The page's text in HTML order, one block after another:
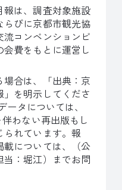
は、調査対象施設
らびに京都市観光協
コンベンションビ
費をもとに運営し
合は、「出典：京
を明示してくださ
ータについては、
わない再出版もし
られています。報
については、（公
：堀江）までお問